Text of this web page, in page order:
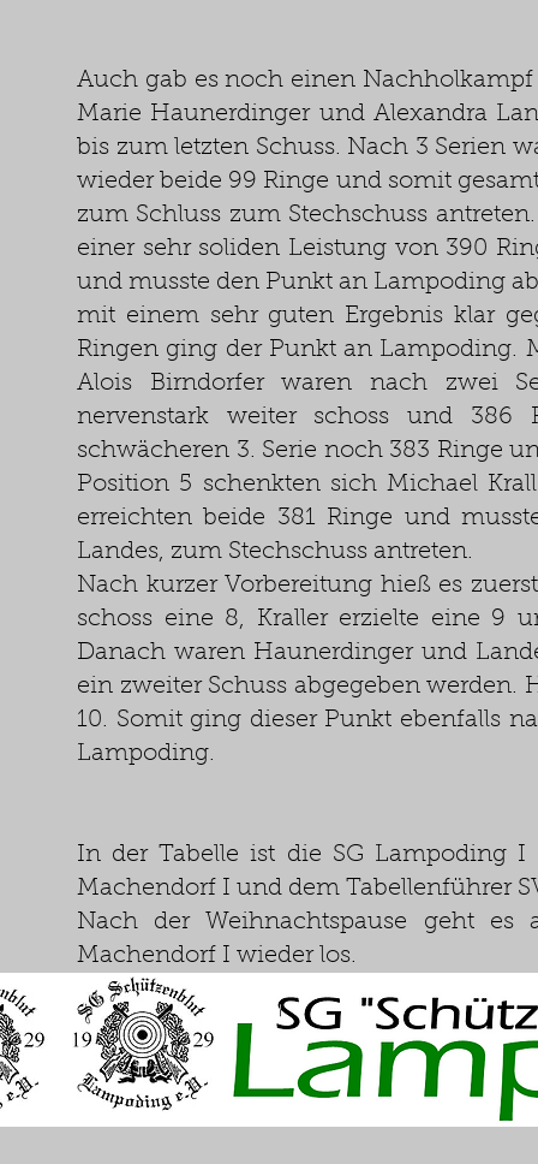
Auch gab es noch einen
Marie Haunerdinger und Alexandra
bis zum letzten Schuss. Nach 3 Serien
wieder beide 99 Ringe und somit
zum Schluss zum Stechschuss
einer sehr soliden Leistung von 390
und musste den Punkt an Lampoding
mit einem sehr guten Ergebnis klar
Ringen ging der Punkt an Lampoding.
Alois Birndorfer waren nach zwei
nervenstark weiter schoss und 386
schwächeren 3. Serie noch 383 Ringe
Position 5 schenkten sich Michael
erreichten beide 381 Ringe und
Landes, zum Stechschuss antreten.
Nach kurzer Vorbereitung hieß es
schoss eine 8, Kraller erzielte eine 9
Danach waren Haunerdinger und
ein zweiter Schuss abgegeben werden.
10. Somit ging dieser Punkt ebenfalls
Lampoding.
In der Tabelle ist die SG Lampoding
Machendorf I und dem Tabellenführer
Nach der Weihnachtspause geht
Machendorf I wieder los.